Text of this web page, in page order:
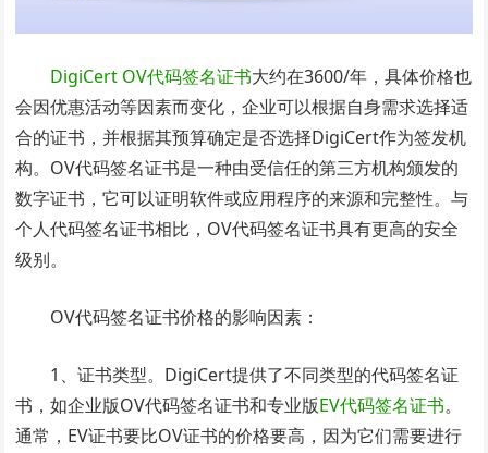
DigiCert OV代码签名证书大约在3600/年，具体价格也
会因优惠活动等因素而变化，企业可以根据自身需求选择适
合的证书，并根据其预算确定是否选择DigiCert作为签发机
构。OV代码签名证书是一种由受信任的第三方机构颁发的
数字证书，它可以证明软件或应用程序的来源和完整性。与
个人代码签名证书相比，OV代码签名证书具有更高的安全
级别。
OV代码签名证书价格的影响因素：
1、证书类型。DigiCert提供了不同类型的代码签名证
书，如企业版OV代码签名证书和专业版EV代码签名证书。
通常，EV证书要比OV证书的价格要高，因为它们需要进行